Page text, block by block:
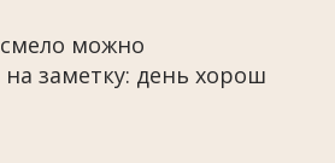
можно
заметку: день хорош